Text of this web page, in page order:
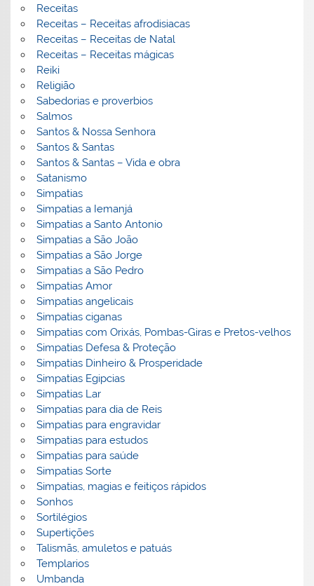
Receitas
Receitas – Receitas afrodisiacas
Receitas – Receitas de Natal
Receitas – Receitas mágicas
Reiki
Religião
Sabedorias e proverbios
Salmos
Santos & Nossa Senhora
Santos & Santas
Santos & Santas – Vida e obra
Satanismo
Simpatias
Simpatias a Iemanjá
Simpatias a Santo Antonio
Simpatias a São João
Simpatias a São Jorge
Simpatias a São Pedro
Simpatias Amor
Simpatias angelicais
Simpatias ciganas
Simpatias com Orixás, Pombas-Giras e Pretos-velhos
Simpatias Defesa & Proteção
Simpatias Dinheiro & Prosperidade
Simpatias Egipcias
Simpatias Lar
Simpatias para dia de Reis
Simpatias para engravidar
Simpatias para estudos
Simpatias para saúde
Simpatias Sorte
Simpatias, magias e feitiços rápidos
Sonhos
Sortilégios
Supertições
Talismãs, amuletos e patuás
Templarios
Umbanda